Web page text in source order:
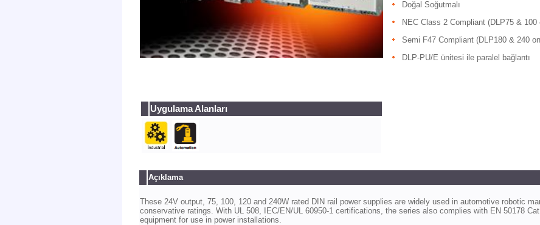
Doğal Soğutmalı
NEC Class 2 Compliant (DLP75 & 100
Semi F47 Compliant (DLP180 & 240
DLP-PU/E ünitesi ile paralel bağlantı
Uygulama Alanları
Açıklama
These 24V output, 75, 100, 120 and 240W rated DIN rail power supplies are widely used in automotive robotic
conservative ratings. With UL 508, IEC/EN/UL 60950-1 certifications, the series also complies with EN 50178
equipment for use in power installations.